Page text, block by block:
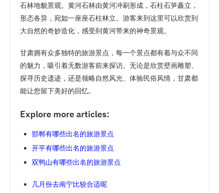
石林地貌景观。黄河石林由黄河冲刷形成，石柱石笋矗立，
形态各异，宛如一座座石柱林立。游客来到这里可以欣赏到
大自然的奇妙造化，感受到黄河带来的神奇景观。
甘肃拥有众多独特的旅游景点，每一个景点都有着与众不同
的魅力，吸引着无数游客前来探访。无论是欣赏壁画雕塑、
探寻历史遗迹，还是领略自然风光、体验民俗风情，甘肃都
能让您留下美好的回忆。
Explore more articles:
邯郸有哪些出名的旅游景点
开平有哪些出名的旅游景点
双鸭山有哪些出名的旅游景点
几月份去南宁比较合适呢